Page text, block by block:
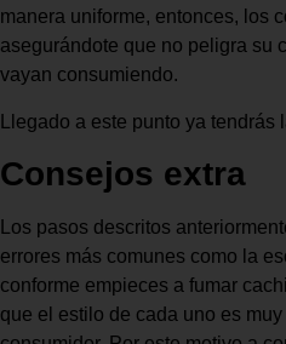
manera uniforme, entonces, los
asegurándote que no peligra su
vayan consumiendo.
Llegado a este punto ya
Consejos extra
Los pasos descritos
errores más comunes como la
conforme empieces a fumar
que el estilo de cada uno es